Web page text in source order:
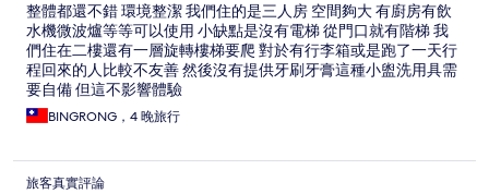
整體都還不錯 環境整潔 我們住的是三人房 空間夠大 有廚房有飲
水機微波爐等等可以使用 小缺點是沒有電梯 從門口就有階梯 我
們住在二樓還有一層旋轉樓梯要爬 對於有行李箱或是跑了一天行
程回來的人比較不友善 然後沒有提供牙刷牙膏這種小盥洗用具需
要自備 但這不影響體驗
BINGRONG，4 晚旅行
旅客真實評論